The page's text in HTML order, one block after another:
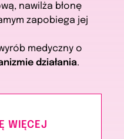
nawilża błonę
zapobiega jej
medyczny o
działania.
WIĘCEJ